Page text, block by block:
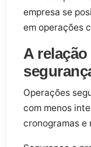
empresa se
em operações
A
Operações
com menos
cronogramas e